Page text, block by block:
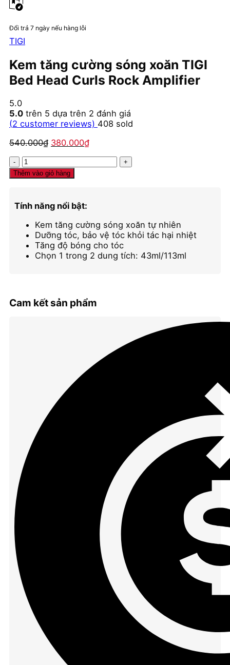
Đổi trả 7 ngày nếu hàng lỗi
TIGI
Kem tăng cường sóng xoăn TIGI
Bed Head Curls Rock Amplifier
5.0
5.0 trên 5 dựa trên 2 đánh giá
(2 customer reviews) 408 sold
540.000₫ Giá
540.000₫.
380.000₫Giá
Kem
tăng
cường
xoăn
TIGI
Bed
Head
Curls
Rock
Amplifier
Thêm vào giỏ hàng
Tính năng nổi bật:
Kem tăng cường sóng xoăn tự nhiên
Dưỡng tóc, bảo vệ tóc khỏi tác hại nhiệt
Tăng độ bóng cho tóc
Chọn 1 trong 2 dung tích: 43ml/113ml
Cam kết sản phẩm